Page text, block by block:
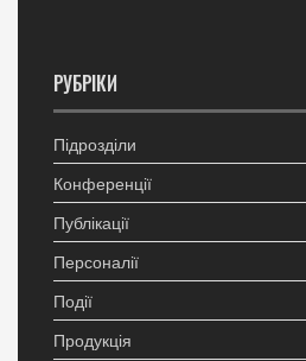
РУБРІКИ
Підрозділи
Конференції
Публікації
Персоналії
Події
Продукція